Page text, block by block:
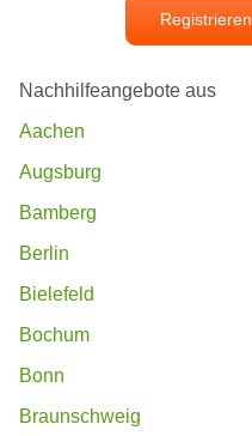
Registrieren
Nachhilfeangebote aus
Aachen
Augsburg
Bamberg
Berlin
Bielefeld
Bochum
Bonn
Braunschweig